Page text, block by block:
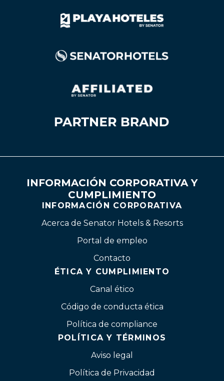
INFORMACIÓN CORPORATIVA Y
CUMPLIMIENTO
INFORMACIÓN CORPORATIVA
Acerca de Senator Hotels & Resorts
Portal de empleo
Contacto
ÉTICA Y CUMPLIMIENTO
Canal ético
Código de conducta ética
Política de compliance
POLÍTICA Y TÉRMINOS
Aviso legal
Política de Privacidad